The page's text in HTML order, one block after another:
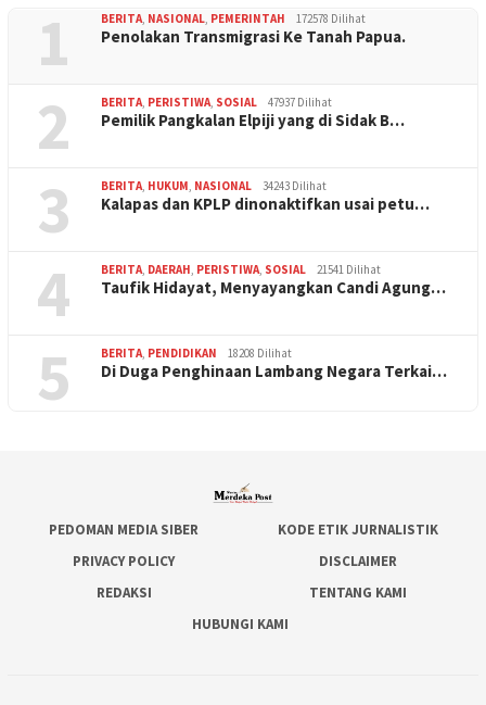
1 BERITA, NASIONAL, PEMERINTAH 172578 Dilihat
Penolakan Transmigrasi Ke Tanah Papua.
2 BERITA, PERISTIWA, SOSIAL 47937 Dilihat
Pemilik Pangkalan Elpiji yang di Sidak B…
3 BERITA, HUKUM, NASIONAL 34243 Dilihat
Kalapas dan KPLP dinonaktifkan usai petu…
4 BERITA, DAERAH, PERISTIWA, SOSIAL 21541 Dilihat
Taufik Hidayat, Menyayangkan Candi Agung…
5 BERITA, PENDIDIKAN 18208 Dilihat
Di Duga Penghinaan Lambang Negara Terkai…
PEDOMAN MEDIA SIBER
KODE ETIK JURNALISTIK
PRIVACY POLICY
DISCLAIMER
REDAKSI
TENTANG KAMI
HUBUNGI KAMI